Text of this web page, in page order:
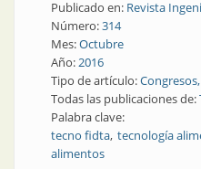
Publicado en: Revista
Número:314
Mes:Octubre
Año:2016
Tipo de artículo:
Todas las publicaciones de:
Palabra clave:
tecno fidta tecnología
alimentos